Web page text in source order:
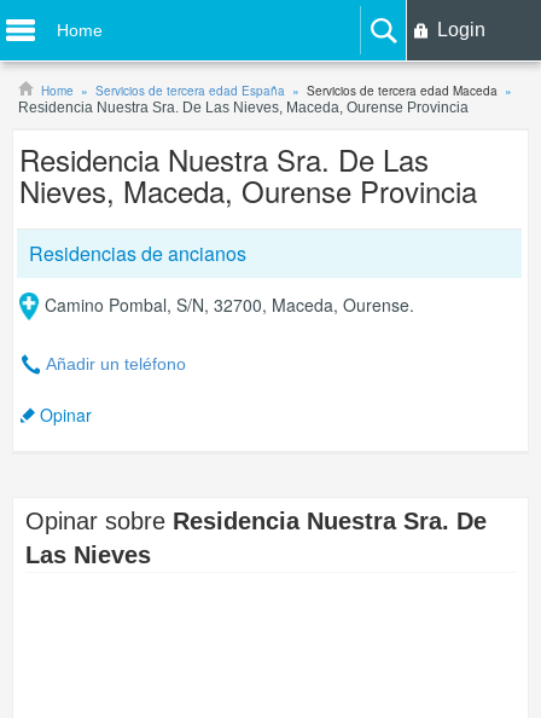
Home Login
Home Servicios de tercera edad España
Servicios de tercera edad Maceda
Residencia Nuestra Sra. De Las Nieves, Maceda, Ourense Provincia
Residencia Nuestra Sra. De Las
Nieves, Maceda, Ourense Provincia
Residencias de ancianos
Camino Pombal, S/N, 32700, Maceda, Ourense.
Añadir un teléfono
Opinar
Opinar sobre Residencia Nuestra Sra. De
Las Nieves